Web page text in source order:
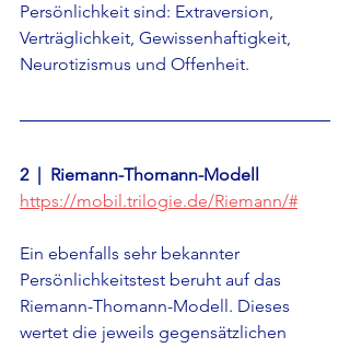
Persönlichkeit sind: Extraversion,
Verträglichkeit, Gewissenhaftigkeit,
Neurotizismus und Offenheit.
2  | Riemann-Thomann-Modell
https://mobil.trilogie.de/Riemann/#
Ein ebenfalls sehr bekannter
Persönlichkeitstest beruht auf das
Riemann-Thomann-Modell. Dieses
wertet die jeweils gegensätzlichen